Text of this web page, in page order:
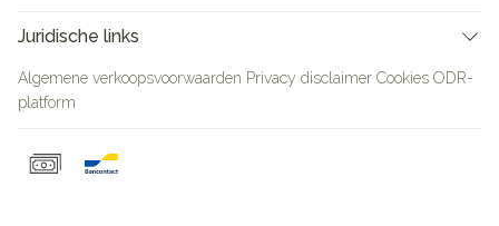
Juridische links
Algemene verkoopsvoorwaarden Privacy disclaimer Cookies ODR-
platform